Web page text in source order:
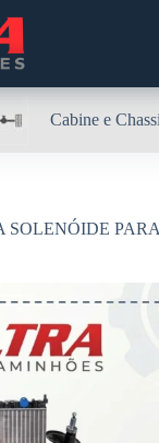
Cabine e Chassi